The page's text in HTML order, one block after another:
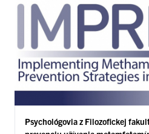
Psychológovia z Filozofickej